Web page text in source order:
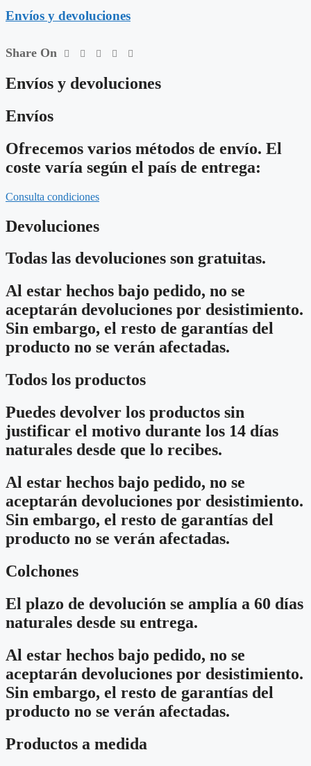
Envíos y devoluciones
Share On
Envíos y devoluciones
Envíos
Ofrecemos varios métodos de envío. El
coste varía según el país de entrega:
Consulta condiciones
Devoluciones
Todas las devoluciones son gratuitas.
Al estar hechos bajo pedido, no se
aceptarán devoluciones por desistimiento.
Sin embargo, el resto de garantías del
producto no se verán afectadas.
Todos los productos
Puedes devolver los productos sin
justificar el motivo durante los 14 días
naturales desde que lo recibes.
Al estar hechos bajo pedido, no se
aceptarán devoluciones por desistimiento.
Sin embargo, el resto de garantías del
producto no se verán afectadas.
Colchones
El plazo de devolución se amplía a 60 días
naturales desde su entrega.
Al estar hechos bajo pedido, no se
aceptarán devoluciones por desistimiento.
Sin embargo, el resto de garantías del
producto no se verán afectadas.
Productos a medida